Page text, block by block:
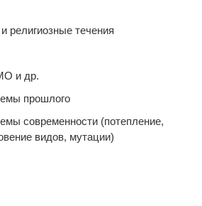
религиозные течения
и др.
прошлого
современности (потепление,
видов, мутации)